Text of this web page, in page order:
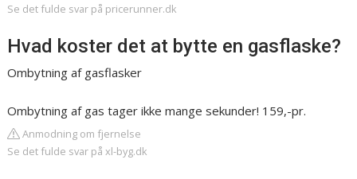
Se det fulde svar på pricerunner.dk
Hvad koster det at bytte en gasflaske?
Ombytning af gasflasker
Ombytning af gas tager ikke mange sekunder! 159,-pr.
Anmodning om fjernelse
Se det fulde svar på xl-byg.dk